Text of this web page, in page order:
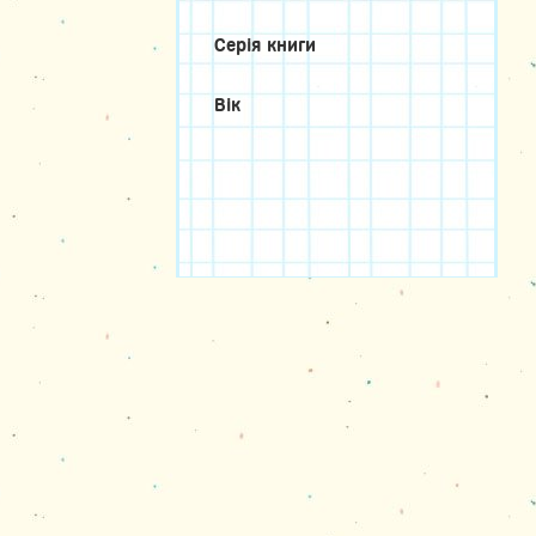
Серія книги
Вік